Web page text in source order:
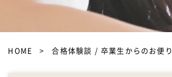
HOME 合格体験談 / 卒業生からのお便り